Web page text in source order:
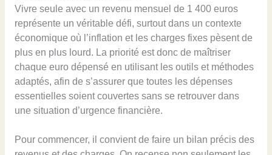
Vivre seule avec un revenu mensuel de 1 400 euros
représente un véritable défi, surtout dans un contexte
économique où l’inflation et les charges fixes pèsent de
plus en plus lourd. La priorité est donc de maîtriser
chaque euro dépensé en utilisant les outils et méthodes
adaptés, afin de s’assurer que toutes les dépenses
essentielles soient couvertes sans se retrouver dans
une situation d’urgence financière.
Pour commencer, il convient de faire un bilan précis des